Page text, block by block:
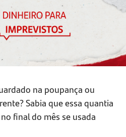
na poupança ou
Sabia que essa quantia
final do mês se usada